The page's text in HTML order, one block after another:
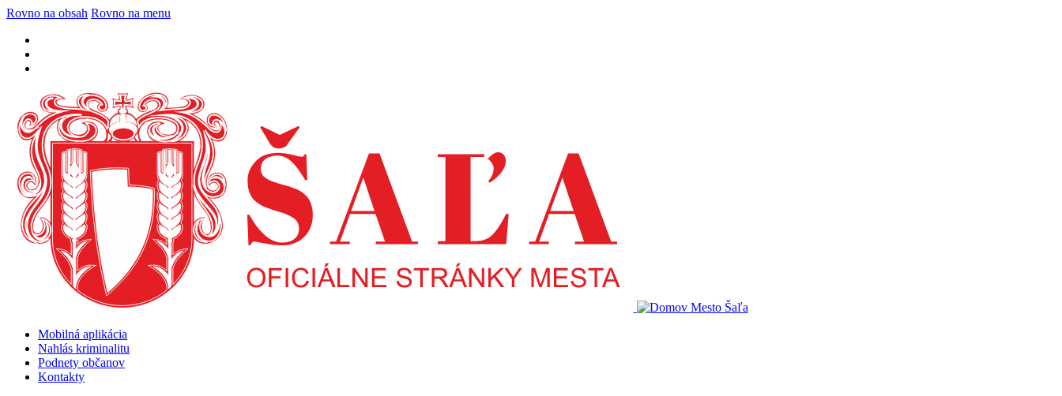
Rovno na obsah Rovno na menu
Mobilná aplikácia
Nahlás kriminalitu
Podnety občanov
Kontakty